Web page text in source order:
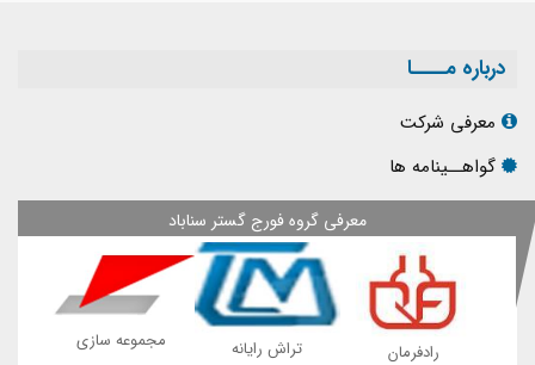
درباره مــــا
معرفی شرکت
گواهــینامه ها
معرفی گروه فورج گستر سناباد
مجموعه سازی تراش رایانه رادفرمان